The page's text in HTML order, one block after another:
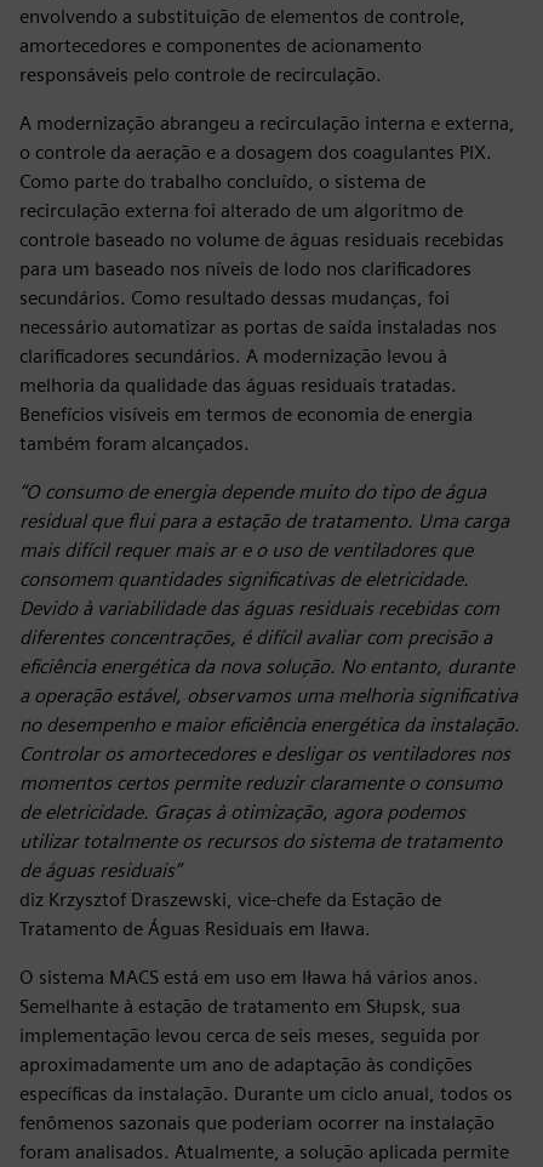
envolvendo a substituição de elementos de controle,
amortecedores e componentes de acionamento
responsáveis pelo controle de recirculação.
A modernização abrangeu a recirculação interna e externa,
o controle da aeração e a dosagem dos coagulantes PIX.
Como parte do trabalho concluído, o sistema de
recirculação externa foi alterado de um algoritmo de
controle baseado no volume de águas residuais recebidas
para um baseado nos níveis de lodo nos clarificadores
secundários. Como resultado dessas mudanças, foi
necessário automatizar as portas de saída instaladas nos
clarificadores secundários. A modernização levou à
melhoria da qualidade das águas residuais tratadas.
Benefícios visíveis em termos de economia de energia
também foram alcançados.
“O consumo de energia depende muito do tipo de água
residual que flui para a estação de tratamento. Uma carga
mais difícil requer mais ar e o uso de ventiladores que
consomem quantidades significativas de eletricidade.
Devido à variabilidade das águas residuais recebidas com
diferentes concentrações, é difícil avaliar com precisão a
eficiência energética da nova solução. No entanto, durante
a operação estável, observamos uma melhoria significativa
no desempenho e maior eficiência energética da instalação.
Controlar os amortecedores e desligar os ventiladores nos
momentos certos permite reduzir claramente o consumo
de eletricidade. Graças à otimização, agora podemos
utilizar totalmente os recursos do sistema de tratamento
de águas residuais”
diz Krzysztof Draszewski, vice-chefe da Estação de
Tratamento de Águas Residuais em Iława.
O sistema MACS está em uso em Iława há vários anos.
Semelhante à estação de tratamento em Słupsk, sua
implementação levou cerca de seis meses, seguida por
aproximadamente um ano de adaptação às condições
específicas da instalação. Durante um ciclo anual, todos os
fenômenos sazonais que poderiam ocorrer na instalação
foram analisados. Atualmente, a solução aplicada permite